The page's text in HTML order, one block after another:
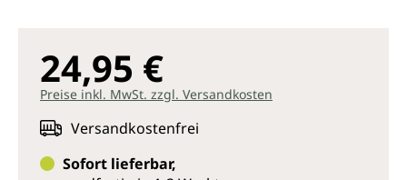
Geschichten über heroische und anstrengende Wege
einfacher Menschen zur Gesundheit, und zwar mit
eigenen Kräften, noch einen anderen roten Faden
wahrnehmen - diese Geschichten spiegeln den
auf eine zauberhauft ungezwungene Art und Weise.
24,95 €
Preise inkl. MwSt. zzgl. Versandkosten
Versandkostenfrei
Sofort lieferbar,